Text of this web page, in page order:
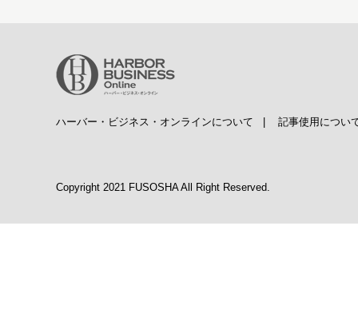
ハーバー・ビジネス・オンラインについて 記事使用につい
Copyright 2021 FUSOSHA All Right Reserved.